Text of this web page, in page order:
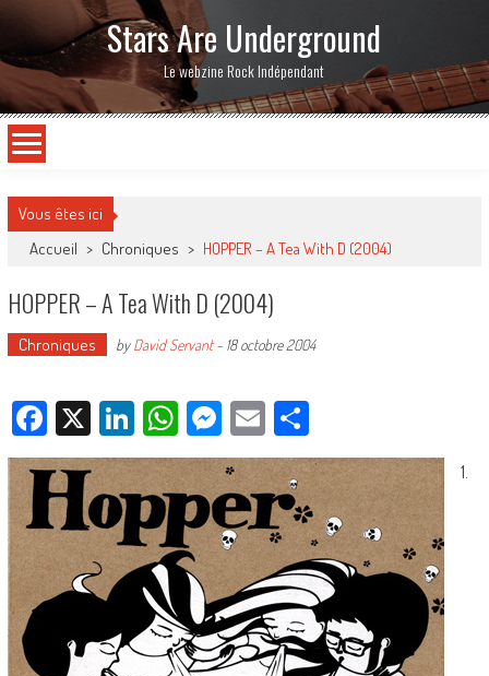
Stars Are Underground
Le webzine Rock Indépendant
Vous êtes ici
Accueil > Chroniques > HOPPER – A Tea With D (2004)
HOPPER – A Tea With D (2004)
Chroniques byDavid Servant- 18 octobre 2004
Facebook
X LinkedIn
WhatsApp
Messenger
EmailPartager
1.